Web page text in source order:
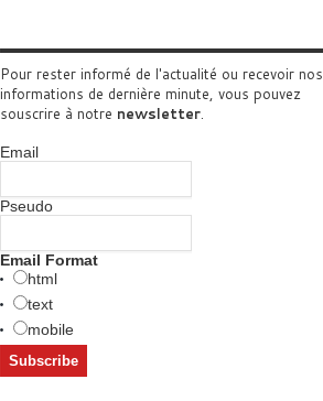
Pour rester informé de l'actualité ou recevoir nos
informations de dernière minute, vous pouvez
souscrire à notre newsletter.
Email
Pseudo
Email Format
html
text
mobile